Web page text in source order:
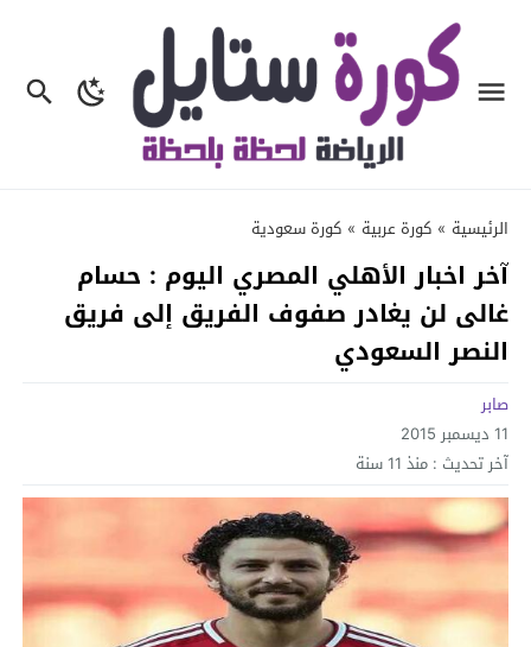
الرئيسية » كورة عربية » كورة سعودية
آخر اخبار الأهلي المصري اليوم : حسام
غالى لن يغادر صفوف الفريق إلى فريق
النصر السعودي
صابر
11 ديسمبر 2015
آخر تحديث : منذ 11 سنة